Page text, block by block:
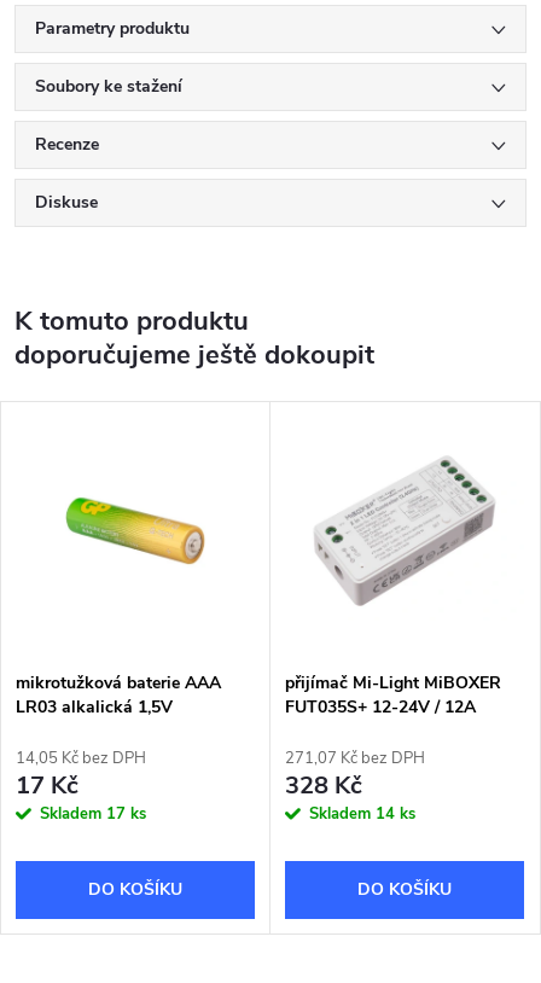
Parametry produktu
Soubory ke stažení
Recenze
Diskuse
K tomuto produktu
doporučujeme ještě dokoupit
mikrotužková baterie AAA
LR03 alkalická 1,5V
14,05 Kč bez DPH
17 Kč
Skladem 17 ks
DO KOŠÍKU
přijímač Mi-Light MiBOXER
FUT035S+ 12-24V / 12A
271,07 Kč bez DPH
328 Kč
Skladem 14 ks
DO KOŠÍKU